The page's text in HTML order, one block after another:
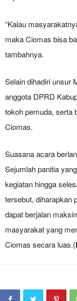
“Kalau
maka Ciomas bisa
tambahnya.
Selain dihadiri unsur
anggota DPRD
tokoh pemuda, serta
Ciomas.
Suasana acara
Sejumlah panitia
kegiatan hingga
tersebut, diharapkan
dapat berjalan
masyarakat yang
Ciomas secara luas.(